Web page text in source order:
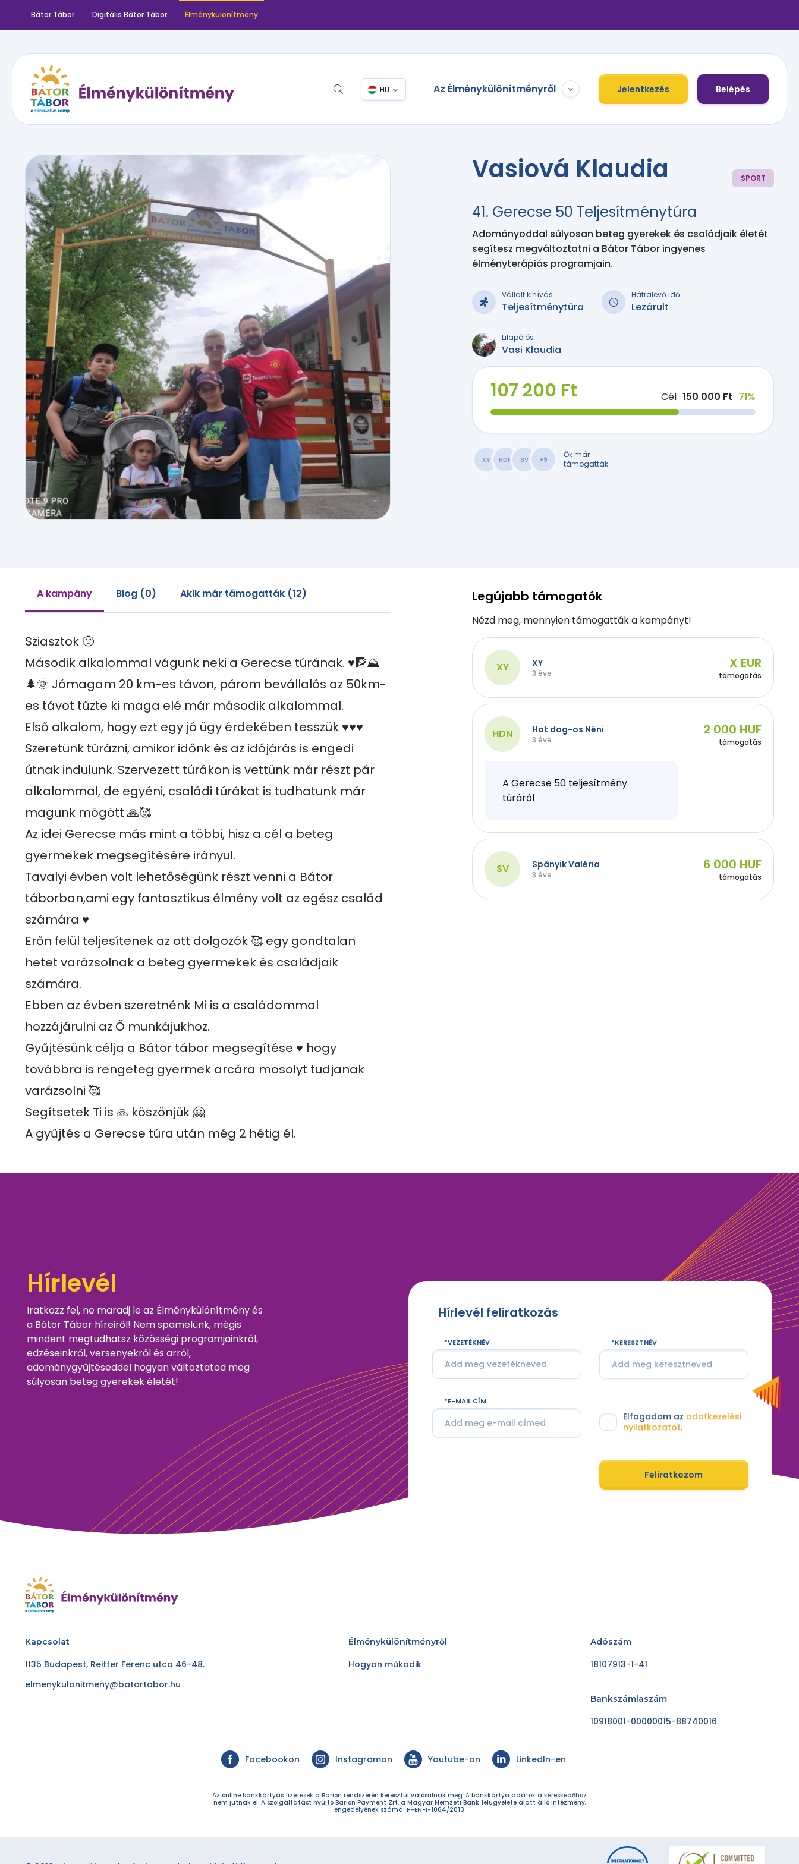
Bátor Tábor Digitális Bátor Tábor Élménykülönítmény
HU Az Élménykülönítményről Jelentkezés Belépés
Vasiová Klaudia SPORT
41. Gerecse 50 Teljesítménytúra
Adományoddal súlyosan beteg gyerekek és családjaik életét
segítesz megváltoztatni a Bátor Tábor ingyenes
élményterápiás programjain.
Vállalt kihívás
Teljesítménytúra
Hátralévő idő
Lezárult
Lilapólós
Vasi Klaudia
107 200 Ft Cél 150 000 Ft 71%
XY HDN SV +9
Ők már
támogatták
A kampány Blog (0) Akik már támogatták (12)
Sziasztok 🙂
Második alkalommal vágunk neki a Gerecse túrának. ♥️🧗⛰️
🌲🌞 Jómagam 20 km-es távon, párom bevállalós az 50km-
es távot tűzte ki maga elé már második alkalommal.
Első alkalom, hogy ezt egy jó ügy érdekében tesszük ♥️♥️♥️
Szeretünk túrázni, amikor időnk és az időjárás is engedi
útnak indulunk. Szervezett túrákon is vettünk már részt pár
alkalommal, de egyéni, családi túrákat is tudhatunk már
magunk mögött 🙏🥰
Az idei Gerecse más mint a többi, hisz a cél a beteg
gyermekek megsegítésére irányul.
Tavalyi évben volt lehetőségünk részt venni a Bátor
táborban,ami egy fantasztikus élmény volt az egész család
számára ♥️
Erőn felül teljesítenek az ott dolgozók 🥰 egy gondtalan
hetet varázsolnak a beteg gyermekek és családjaik
számára.
Ebben az évben szeretnénk Mi is a családommal
hozzájárulni az Ő munkájukhoz.
Gyűjtésünk célja a Bátor tábor megsegítése ♥️ hogy
továbbra is rengeteg gyermek arcára mosolyt tudjanak
varázsolni 🥰
Segítsetek Ti is 🙏 köszönjük 🤗
A gyűjtés a Gerecse túra után még 2 hétig él.
Legújabb támogatók
Nézd meg, mennyien támogatták a kampányt!
XY XY
3 éve
X EUR
támogatás
HDN Hot dog-os Néni
3 éve
2 000 HUF
támogatás
A Gerecse 50 teljesítmény
túráról
SV Spányik Valéria
3 éve
6 000 HUF
támogatás
Hírlevél
Iratkozz fel, ne maradj le az Élménykülönítmény és
a Bátor Tábor híreiről! Nem spamelünk, mégis
mindent megtudhatsz közösségi programjainkról,
edzéseinkről, versenyekről és arról,
adománygyűjtéseddel hogyan változtatod meg
súlyosan beteg gyerekek életét!
Hírlevél feliratkozás
VEZETÉKNÉV KERESZTNÉV
E-MAIL CÍM
Elfogadom az adatkezelési
nyilatkozatot.
Feliratkozom
Kapcsolat
1135 Budapest, Reitter Ferenc utca 46-48.
elmenykulonitmeny@batortabor.hu
Élménykülönítményről
Hogyan működik
Adószám
18107913-1-41
Bankszámlaszám
10918001-00000015-88740016
Facebookon Instagramon Youtube-on LinkedIn-en
Az online bankkártyás fizetések a Barion rendszerén keresztül valósulnak meg. A bankkártya adatok a kereskedőhöz
nem jutnak el. A szolgáltatást nyújtó Barion Payment Zrt. a Magyar Nemzeti Bank felügyelete alatt álló intézmény,
engedélyének száma: H-EN-I-1064/2013.